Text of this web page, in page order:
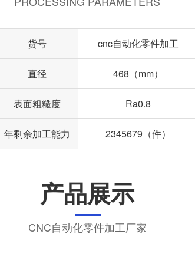
货号 cnc自动化零件加工
直径 468（mm）
表面粗糙度 Ra0.8
年剩余加工能力 2345679（件）
产品展示
CNC自动化零件加工厂家